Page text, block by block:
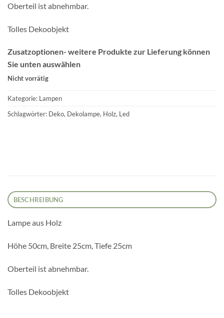
Oberteil ist abnehmbar.
Tolles Dekoobjekt
Zusatzoptionen- weitere Produkte zur Lieferung können
Sie unten auswählen
Nicht vorrätig
Kategorie: Lampen
Schlagwörter: Deko, Dekolampe, Holz, Led
BESCHREIBUNG
Lampe aus Holz
Höhe 50cm, Breite 25cm, Tiefe 25cm
Oberteil ist abnehmbar.
Tolles Dekoobjekt